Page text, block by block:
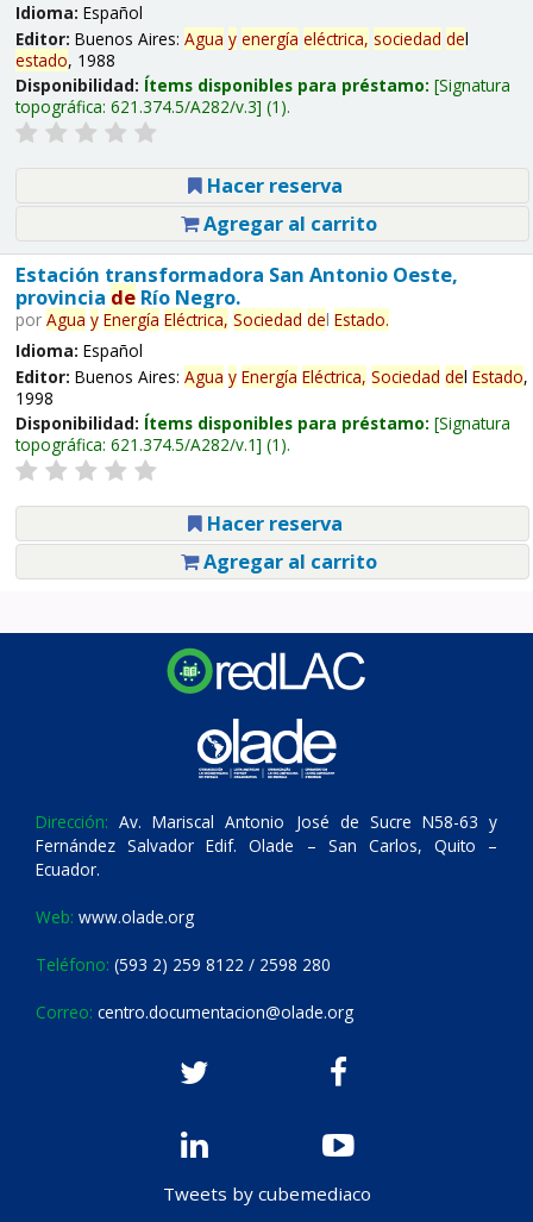
Idioma: Español
Editor: Buenos Aires: Agua y energía eléctrica, sociedad del
estado, 1988
Disponibilidad: Ítems disponibles para préstamo: Signatura
topográfica: 621.374.5/A282/v.3 (1).
Hacer reserva
Agregar al carrito
Estación transformadora San Antonio Oeste,
provincia deRío Negro.
por Agua y Energía Eléctrica, Sociedad del Estado.
Idioma: Español
Editor: Buenos Aires: Agua y Energía Eléctrica, Sociedad del Estado,
1998
Disponibilidad: Ítems disponibles para préstamo: Signatura
topográfica: 621.374.5/A282/v.1 (1).
Hacer reserva
Agregar al carrito
Dirección: Av. Mariscal Antonio José de Sucre N58-63 y
Fernández Salvador Edif. Olade – San Carlos, Quito –
Ecuador.
Web: www.olade.org
Teléfono: (593 2) 259 8122 / 2598 280
Correo: centro.documentacion@olade.org
Tweets by cubemediaco